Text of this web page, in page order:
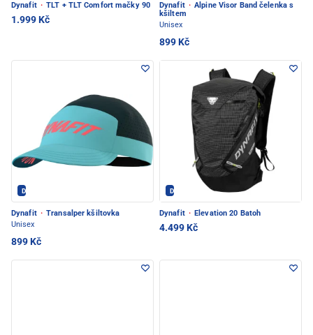
Dynafit · TLT + TLT Comfort mačky 90
1.999 Kč
Dynafit · Alpine Visor Band čelenka s
kšiltem
Unisex
899 Kč
Dynafit - PEC POD SNĚŽKOU
Dynafit · Transalper kšiltovka
Unisex
899 Kč
Dynafit - PEC POD SNĚŽKOU
Dynafit · Elevation 20 Batoh
4.499 Kč